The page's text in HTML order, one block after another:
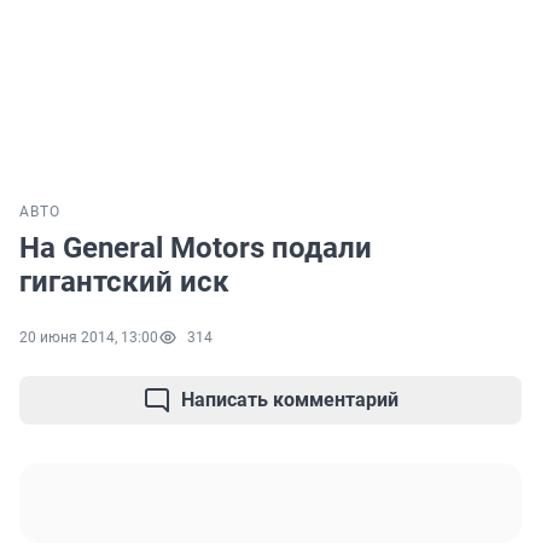
АВТО
На General Motors подали
гигантский иск
20 июня 2014, 13:00 314
Написать комментарий